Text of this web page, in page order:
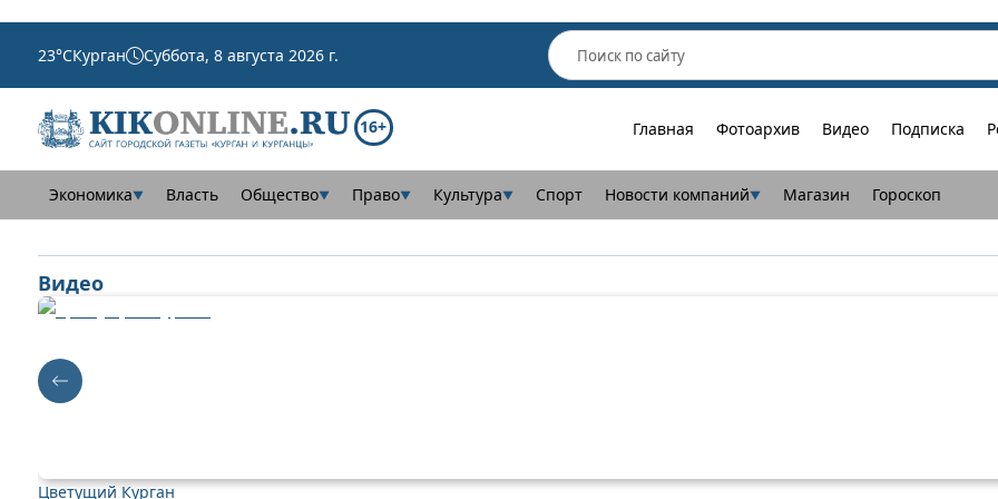
23°CКурган Суббота, 8 августа 2026 г.
16+ Главная Фотоархив Видео Подписка
Экономика▼ Власть Общество▼ Право▼ Культура▼ Спорт Новости компаний▼ Магазин Гороскоп
Видео
Цветущий Курган